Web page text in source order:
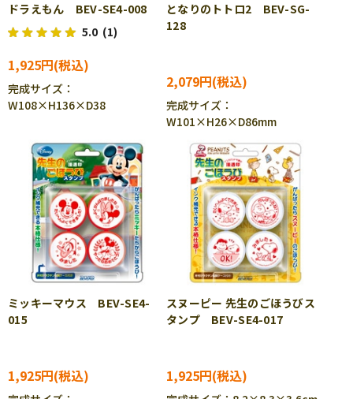
ドラえもん BEV-SE4-008
5.0 (1)
1,925円
完成サイズ：
W108×H136×D38
となりのトトロ2 BEV-SG-
128
2,079円
完成サイズ：
W101×H26×D86mm
ミッキーマウス BEV-SE4-
015
1,925円
スヌーピー 先生のごほうびス
タンプ BEV-SE4-017
1,925円